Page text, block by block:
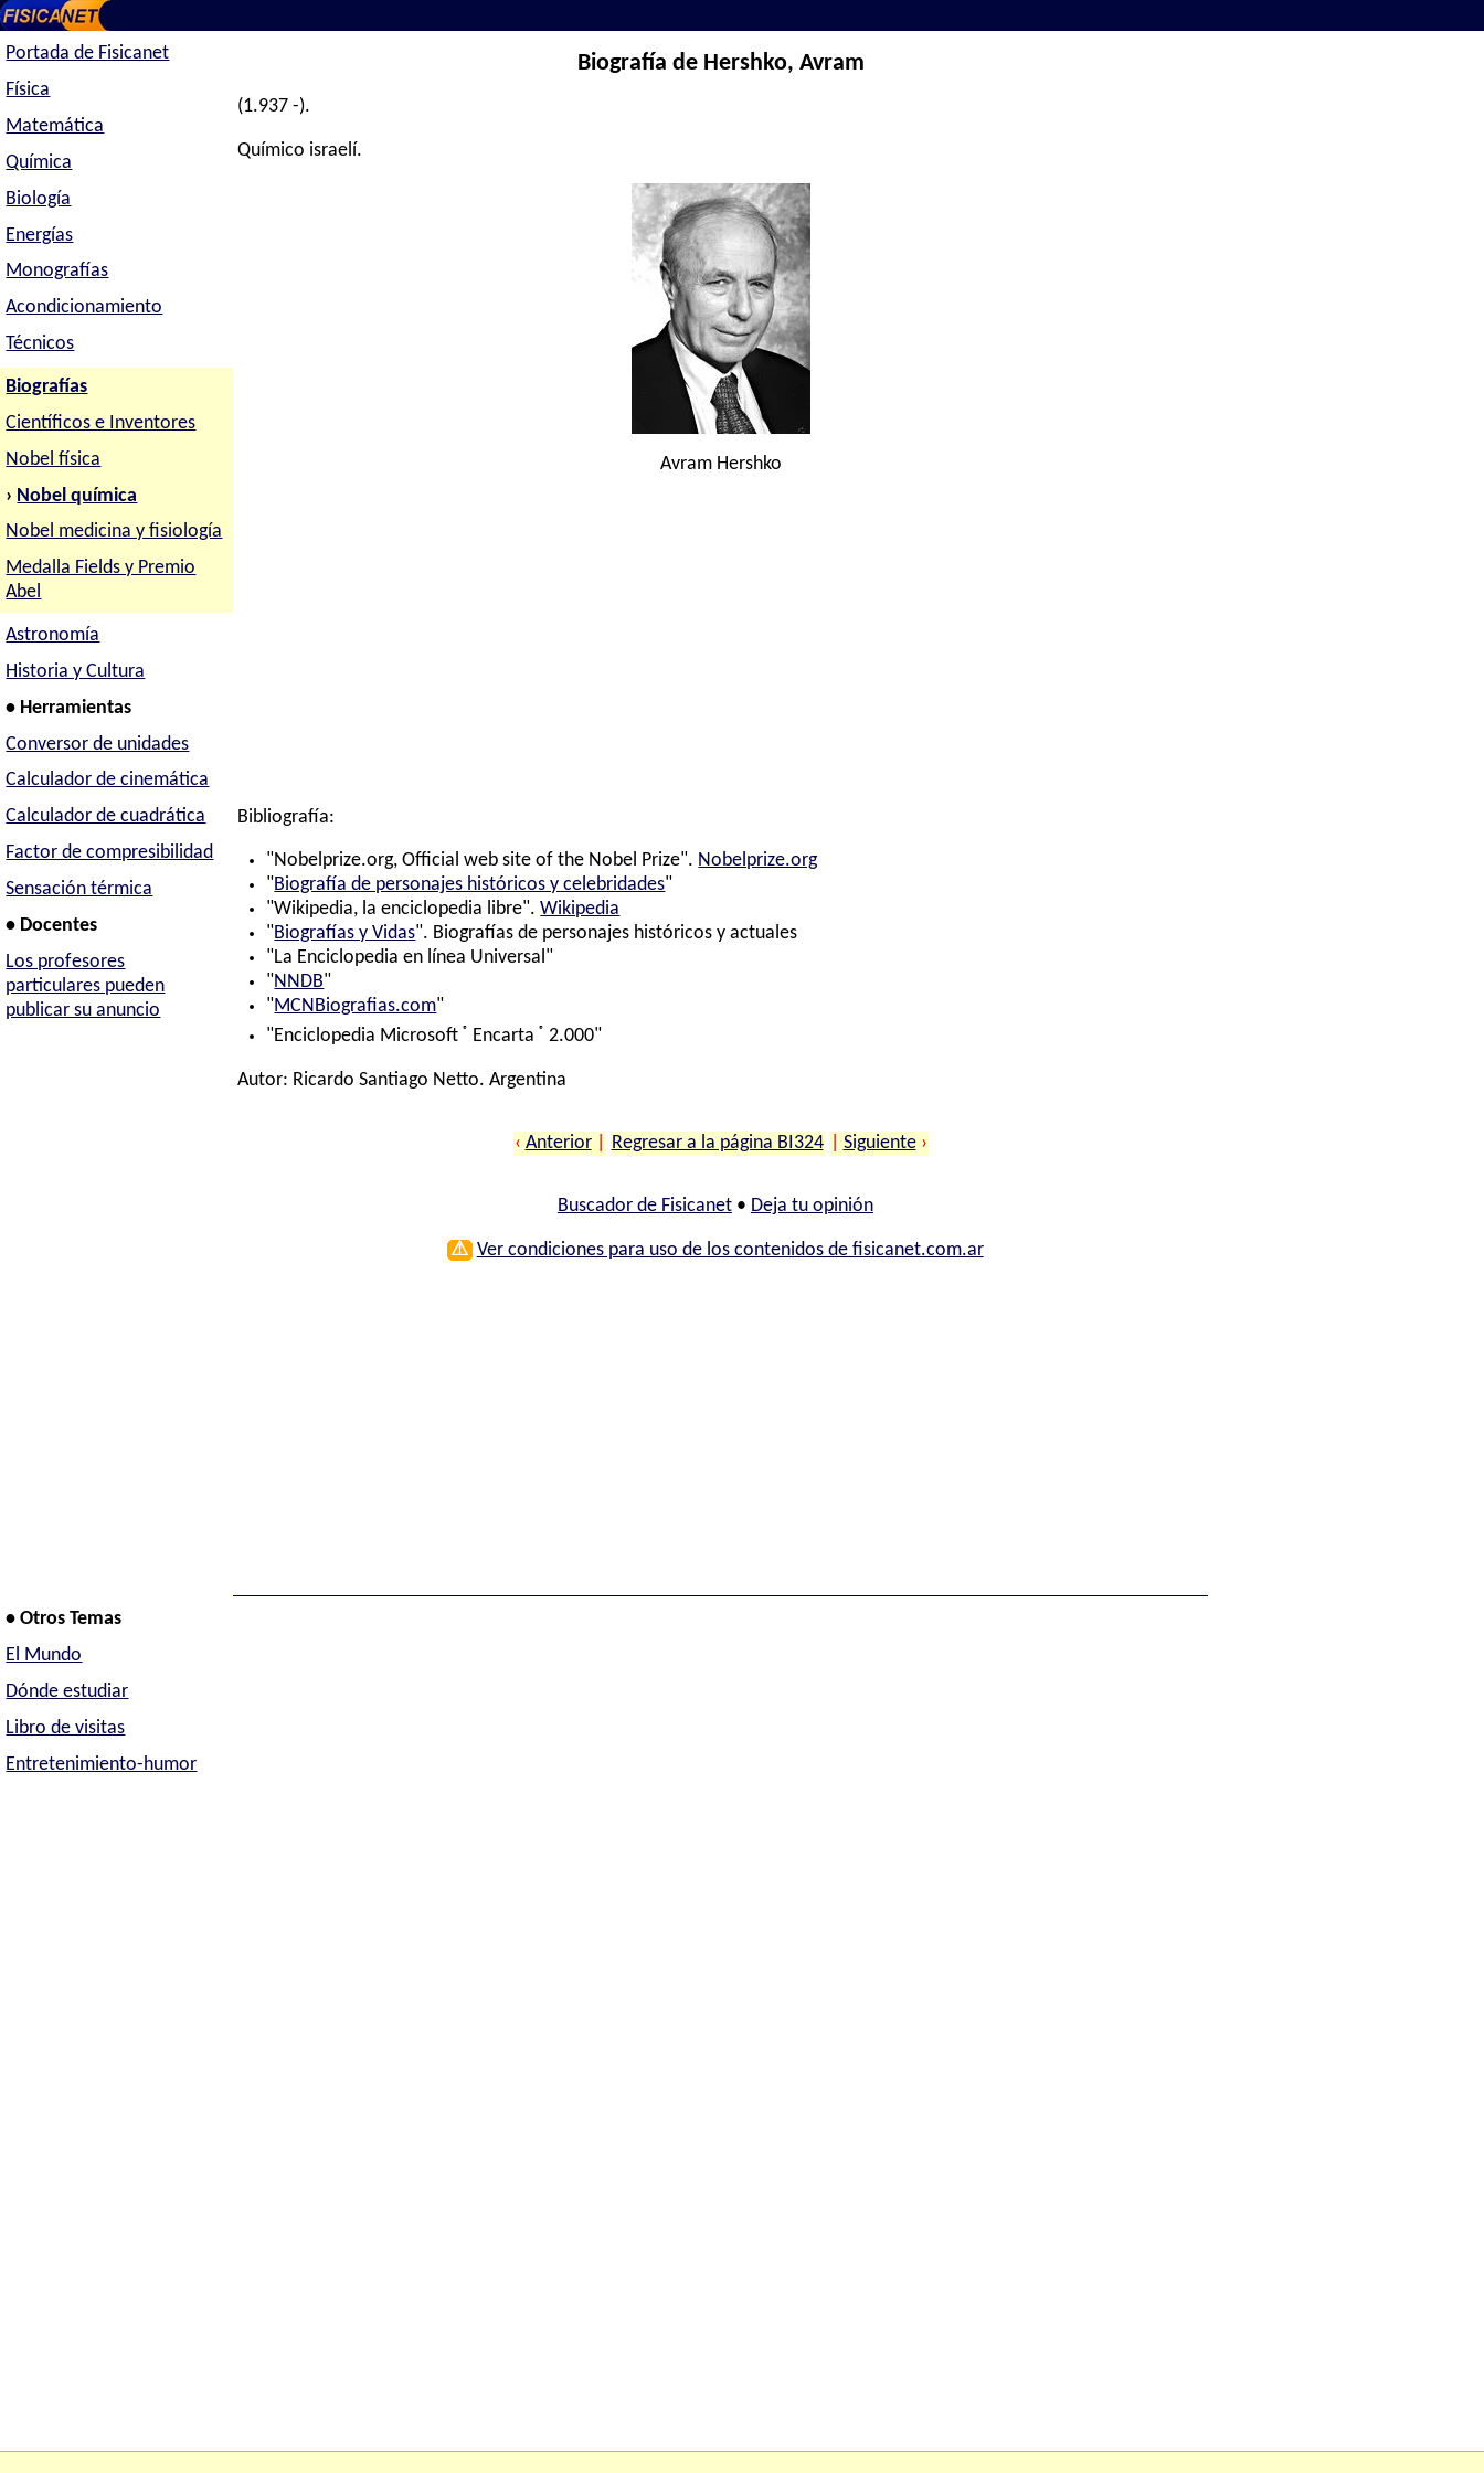
Portada de Fisicanet
Física
Matemática
Química
Biología
Energías
Monografías
Acondicionamiento
Técnicos
Biografías
Científicos e Inventores
Nobel física
› Nobel química
Nobel medicina y fisiología
Medalla Fields y Premio
Abel
Astronomía
Historia y Cultura
• Herramientas
Conversor de unidades
Calculador de cinemática
Calculador de cuadrática
Factor de compresibilidad
Sensación térmica
• Docentes
Los profesores
particulares pueden
publicar su anuncio
Biografía de Hershko, Avram
(1.937 -).
Químico israelí.
Avram Hershko
Bibliografía:
"Nobelprize.org, Official web site of the Nobel Prize". Nobelprize.org
"Biografía de personajes históricos y celebridades"
"Wikipedia, la enciclopedia libre".Wikipedia
"Biografías y Vidas". Biografías de personajes históricos y actuales
"La Enciclopedia en línea Universal"
"NNDB"
"MCNBiografias.com"
"Enciclopedia Microsoft ® Encarta ® 2.000"
Autor: Ricardo Santiago Netto. Argentina
‹ Anterior Regresar a la página BI324 Siguiente ›
Buscador de Fisicanet• Deja tu opinión
⚠ Ver condiciones para uso de los contenidos de fisicanet.com.ar
• Otros Temas
El Mundo
Dónde estudiar
Libro de visitas
Entretenimiento-humor